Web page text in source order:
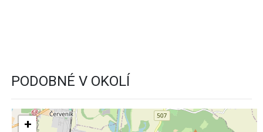
PODOBNÉ V OKOLÍ
+